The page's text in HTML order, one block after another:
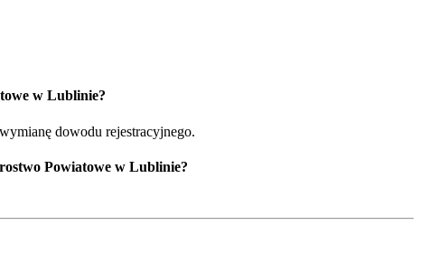
w Lublinie?
dowodu rejestracyjnego.
Powiatowe w Lublinie?